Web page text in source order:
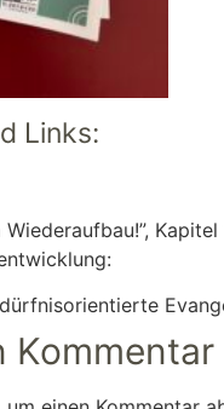
Links:
Kommentar